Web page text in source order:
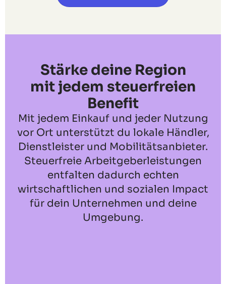
Stärke deine Region
mit jedem steuerfreien
Benefit
Mit jedem Einkauf und jeder Nutzung
vor Ort unterstützt du lokale Händler,
Dienstleister und Mobilitätsanbieter.
Steuerfreie Arbeitgeberleistungen
entfalten dadurch echten
wirtschaftlichen und sozialen Impact
für dein Unternehmen und deine
Umgebung.